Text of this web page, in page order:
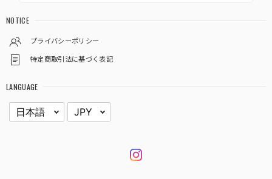
NOTICE
プライバシーポリシー
特定商取引法に基づく表記
LANGUAGE